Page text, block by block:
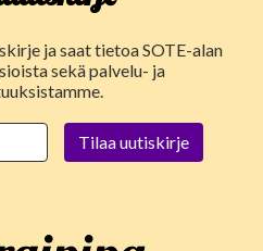
ja saat tietoa SOTE-alan
sekä palvelu- ja